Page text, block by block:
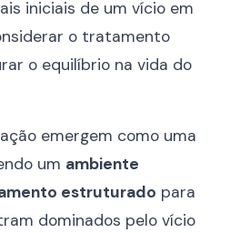
iniciais de um vício em
o tratamento
o equilíbrio na vida do
emergem como uma
um ambiente
estruturado para
dominados pelo vício